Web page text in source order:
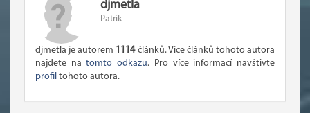
djmetla
Patrik
djmetla je autorem 1114článků. Více článků tohoto autora
najdete natomto odkazu. Pro více informací navštivte
profil tohoto autora.